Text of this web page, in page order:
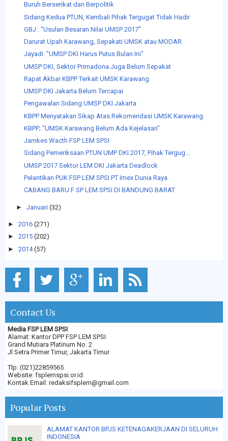
Buruh Berserikat dan Berpolitik
Sidang Kedua PTUN, Kembali Pihak Tergugat Tidak Hadir
GBJ : "Usulan Besaran Nilai UMSP 2017"
Darurat Upah Karawang, Sepakati UMSK atau MODAR.
Jayadi: "UMSP DKI Harus Putus Bulan Ini"
UMSP DKI, Sektor Primadona Juga Belum Sepakat
Rapat Akbar KBPP Terkait UMSK Karawang
UMSP DKI Jakarta Belum Tercapai
Pengawalan Sidang UMSP DKI Jakarta
KBPP Menyatakan Sikap Atas Rekomendasi UMSK Karawang
KBPP; "UMSK Karawang Belum Ada Kejelasan"
Jamkes Wacth FSP LEM SPSI
Sidang Pemeriksaan PTUN UMP DKI 2017, Pihak Tergug...
UMSP 2017 Sektor LEM DKI Jakarta Deadlock
Pelantikan PUK FSP LEM SPSI PT Imex Dunia Raya
CABANG BARU F SP LEM SPSI DI BANDUNG BARAT
► Januari (32)
► 2016 (271)
► 2015 (202)
► 2014 (57)
Contact Us
Media FSP LEM SPSI
Alamat: Kantor DPP FSP LEM SPSI
Grand Mutiara Platinum No. 2
Jl Setra Primer Timur, Jakarta Timur
Tlp: (021)22859565
Website: fsplemspsi.or.id
Kontak Email: redaksifsplem@gmail.com
Popular Posts
ALAMAT KANTOR BPJS KETENAGAKERJAAN DI SELURUH
INDONESIA